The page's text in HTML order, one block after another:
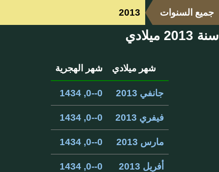
جميع السنوات 2013
سنة 2013 ميلادي
شهر ميلادي شهر الهجرية
جانفي 2013 0--0, 1434
فيفري 2013 0--0, 1434
مارس 2013 0--0, 1434
أفريل 2013 0--0, 1434